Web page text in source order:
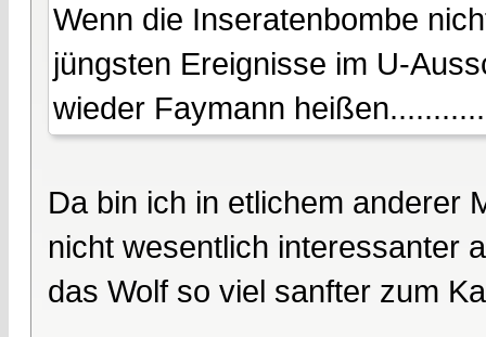
Wenn die Inseratenbombe
jüngsten Ereignisse im U-
wieder Faymann
Da bin ich in etlichem anderer
nicht wesentlich interessanter
das Wolf so viel sanfter zum